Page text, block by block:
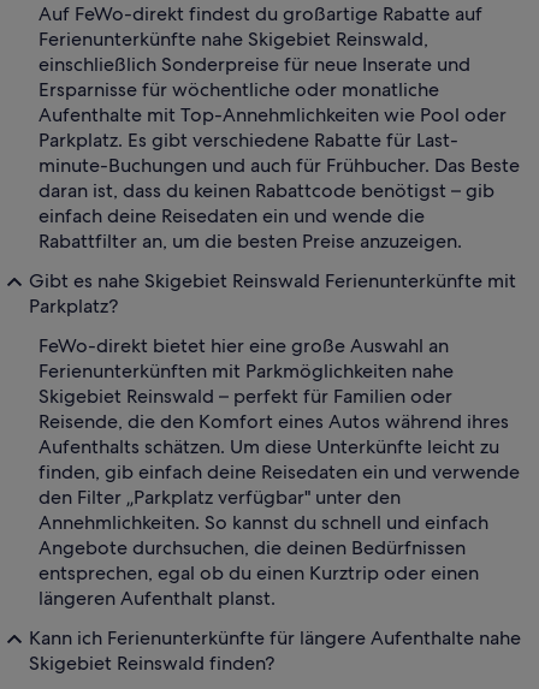
Auf FeWo-direkt findest du großartige Rabatte auf
Ferienunterkünfte nahe Skigebiet Reinswald,
einschließlich Sonderpreise für neue Inserate und
Ersparnisse für wöchentliche oder monatliche
Aufenthalte mit Top-Annehmlichkeiten wie Pool oder
Parkplatz. Es gibt verschiedene Rabatte für Last-
minute-Buchungen und auch für Frühbucher. Das Beste
daran ist, dass du keinen Rabattcode benötigst – gib
einfach deine Reisedaten ein und wende die
Rabattfilter an, um die besten Preise anzuzeigen.
Gibt es nahe Skigebiet Reinswald Ferienunterkünfte mit
Parkplatz?
FeWo-direkt bietet hier eine große Auswahl an
Ferienunterkünften mit Parkmöglichkeiten nahe
Skigebiet Reinswald – perfekt für Familien oder
Reisende, die den Komfort eines Autos während ihres
Aufenthalts schätzen. Um diese Unterkünfte leicht zu
finden, gib einfach deine Reisedaten ein und verwende
den Filter „Parkplatz verfügbar" unter den
Annehmlichkeiten. So kannst du schnell und einfach
Angebote durchsuchen, die deinen Bedürfnissen
entsprechen, egal ob du einen Kurztrip oder einen
längeren Aufenthalt planst.
Kann ich Ferienunterkünfte für längere Aufenthalte nahe
Skigebiet Reinswald finden?